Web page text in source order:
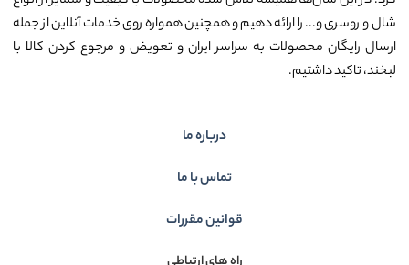
شال و روسری و... را ارائه دهیم و همچنین همواره روی خدمات آنلاین از جمله
ارسال رایگان محصولات به سراسر ایران و تعویض و مرجوع کردن کالا با
لبخند، تاکید داشتیم.
درباره ما
تماس با ما
قوانین مقررات